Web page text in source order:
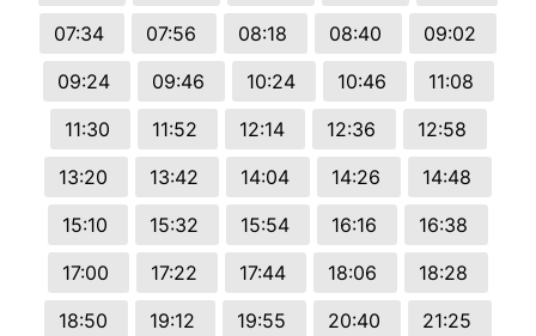
07:34
07:56 08:18 08:40
09:02
09:24
09:46 10:24 10:46
11:08
11:30
11:52 12:14 12:36
12:58
13:20
13:42 14:04 14:26
14:48
15:10
15:32 15:54 16:16
16:38
17:00
17:22 17:44 18:06
18:28
18:50
19:12 19:55 20:40
21:25